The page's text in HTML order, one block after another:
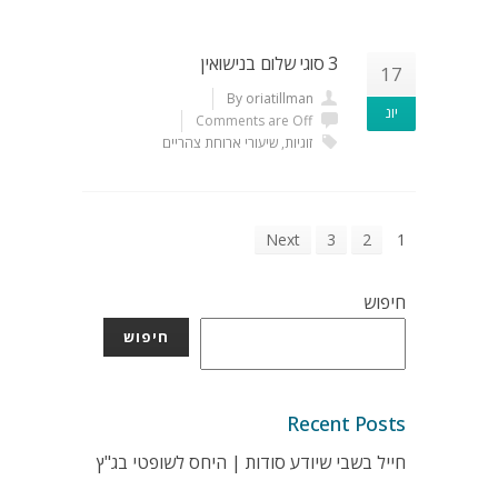
17
יונ
3 סוגי שלום בנישואין
By oriatillman
Comments are Off
זוגיות, שיעורי ארוחת צהריים
1
2
3
Next
חיפוש
חיפוש
Recent Posts
חייל בשבי שיודע סודות | היחס לשופטי בג"ץ